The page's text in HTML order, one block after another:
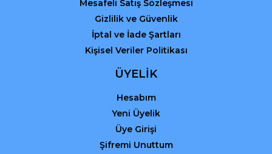
Mesafeli Satış Sözleşmesi
Gizlilik ve Güvenlik
İptal ve İade Şartları
Kişisel Veriler Politikası
ÜYELİK
Hesabım
Yeni Üyelik
Üye Girişi
Şifremi Unuttum